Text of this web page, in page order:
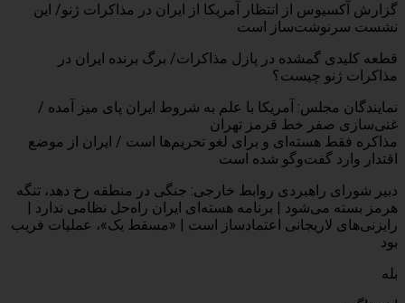
گزارش آکسیوس از انتظار آمریکا از ایران در مذاکرات ژنو/ این
نشست سرنوشت‌ساز است
قطعه کلیدی گمشده در پازل مذاکرات/ برگ برنده ایران در
مذاکرات ژنو چیست؟
نمایندگان مجلس: آمریکا با علم به شروط ایران پای میز آمده /
غنی‌سازی صفر خط قرمز تهران
مذاکره فقط هسته‌ای و برای لغو تحریم‌ها است / ایران از موضع
اقتدار وارد گفت‌وگو شده است
دبیر شورای راهبردی روابط خارجی: جنگی در منطقه رخ دهد،‌ تنگه
هرمز بسته می‌شود | برنامه هسته‌ای ایران راه‌حل نظامی ندارد |
رایزنی‌های لاریجانی اعتمادساز است | «مسقط یک»، عملیات فریب
بود
بله